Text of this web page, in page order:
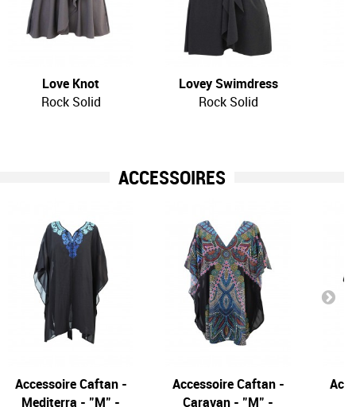
Love Knot
Rock Solid
Lovey Swimdress
Rock Solid
ACCESSOIRES
Accessoire Caftan -
Mediterra - "M" -
Accessoire Caftan -
Caravan - "M" -